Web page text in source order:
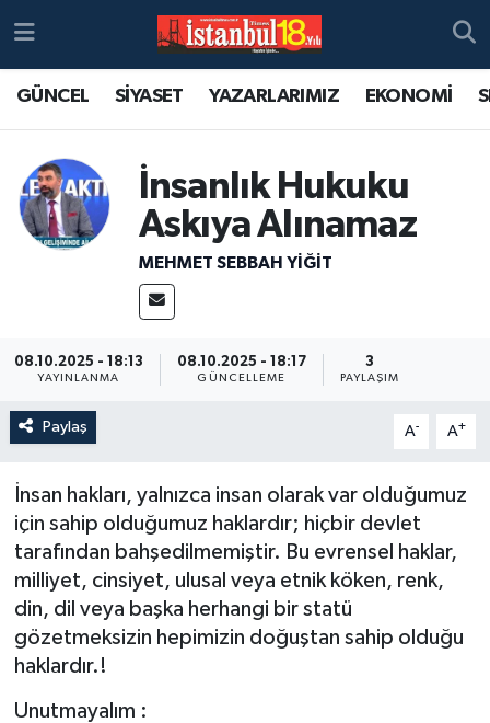
GÜNCEL SİYASET YAZARLARIMIZ EKONOMİ
İnsanlık Hukuku
Askıya Alınamaz
MEHMET SEBBAH YİĞİT
08.10.2025 - 18:13
YAYINLANMA
08.10.2025 - 18:17
GÜNCELLEME
3
PAYLAŞIM
Paylaş A- A+
İnsan hakları, yalnızca insan olarak var olduğumuz
için sahip olduğumuz haklardır; hiçbir devlet
tarafından bahşedilmemiştir. Bu evrensel haklar,
milliyet, cinsiyet, ulusal veya etnik köken, renk,
din, dil veya başka herhangi bir statü
gözetmeksizin hepimizin doğuştan sahip olduğu
haklardır.!
Unutmayalım :